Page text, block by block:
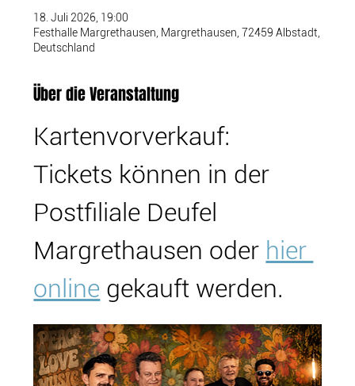
18. Juli 2026, 19:00
Festhalle Margrethausen, Margrethausen, 72459 Albstadt,
Deutschland
Über die Veranstaltung
Kartenvorverkauf:
Tickets können in der
Postfiliale Deufel
Margrethausen oder hier
online gekauft werden.